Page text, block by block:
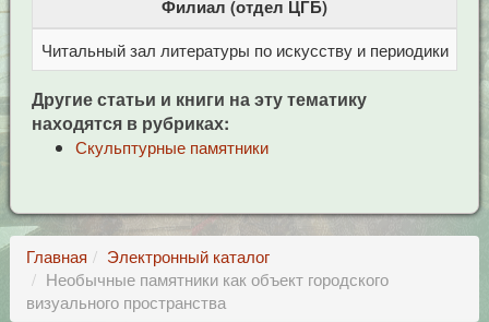
Филиал (отдел ЦГБ)
Читальный зал литературы по искусству и периодики
Другие статьи и книги на эту тематику
находятся в рубриках:
Скульптурные памятники
Главная
Электронный каталог
Необычные памятники как объект городского
визуального пространства